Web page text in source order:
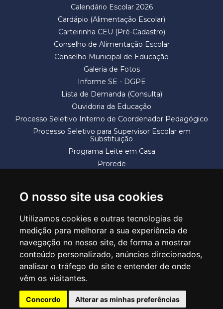
O nosso site usa cookies
Utilizamos cookies e outras tecnologias de
medição para melhorar a sua experiência de
navegação no nosso site, de forma a mostrar
conteúdo personalizado, anúncios direcionados,
analisar o tráfego do site e entender de onde
vêm os visitantes.
Concordo Alterar as minhas preferências
Calendário Escolar 2026
Cardápio (Alimentação Escolar)
Carteirinha CEU (Pré-Cadastro)
Conselho de Alimentação Escolar
Conselho Municipal de Educação
Galeria de Fotos
Informe SE - DGPE
Lista de Demanda (Consulta)
Ouvidoria da Educação
Processo Seletivo Interno de Coordenador Pedagógico
Processo Seletivo para Supervisor Escolar em
Substituição
Programa Leite em Casa
Prorede
SECRETARIA DE EDUCAÇÃO
Rua Claudino Barbosa, 313 - Macedo - Guarulhos/SP CEP 07113-040
Central de Atendimento: *55 11 2475-7300